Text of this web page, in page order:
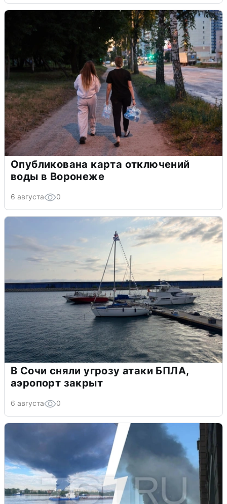
Опубликована карта отключений
воды в Воронеже
6 августа 0
В Сочи сняли угрозу атаки БПЛА,
аэропорт закрыт
6 августа 0